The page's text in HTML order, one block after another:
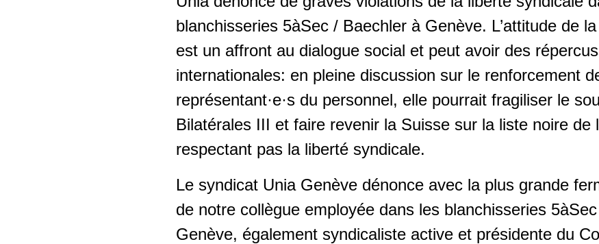
blanchisseries 5àSec / Baechler à Genève. L’attitude de
est un affront au dialogue social et peut avoir des
internationales: en pleine discussion sur le renforcement
représentant·e·s du personnel, elle pourrait fragiliser le
Bilatérales III et faire revenir la Suisse sur la liste noire de
respectant pas la liberté syndicale.
Le syndicat Unia Genève dénonce avec la plus grande
de notre collègue employée dans les blanchisseries
Genève, également syndicaliste active et présidente du